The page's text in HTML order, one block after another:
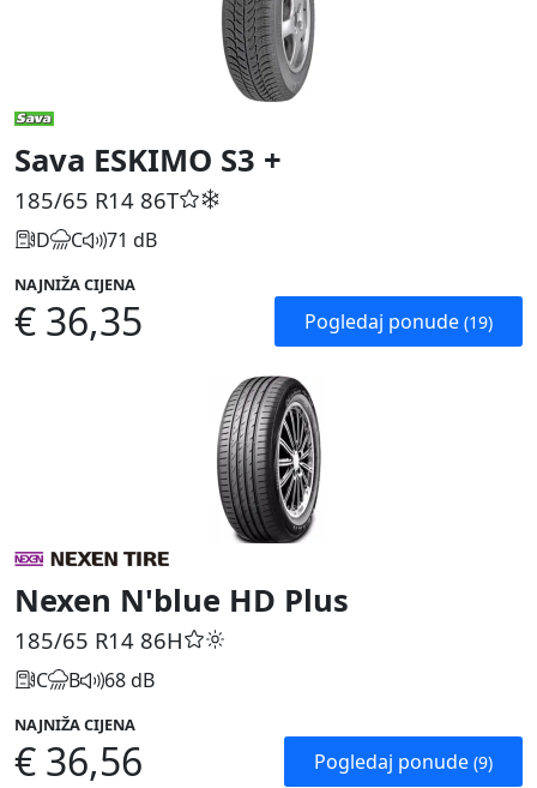
Sava ESKIMO S3 +
185/65 R14 86T
D C 71 dB
NAJNIŽA CIJENA
€ 36,35 Pogledaj ponude (19)
Nexen N'blue HD Plus
185/65 R14 86H
C B 68 dB
NAJNIŽA CIJENA
€ 36,56 Pogledaj ponude (9)